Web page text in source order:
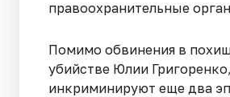
правоохранительные
Помимо обвинения в
убийстве Юлии
инкриминируют еще два